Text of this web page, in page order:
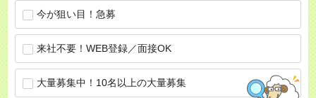
今が狙い目！急募
来社不要！WEB登録／面接OK
大量募集中！10名以上の大量募集